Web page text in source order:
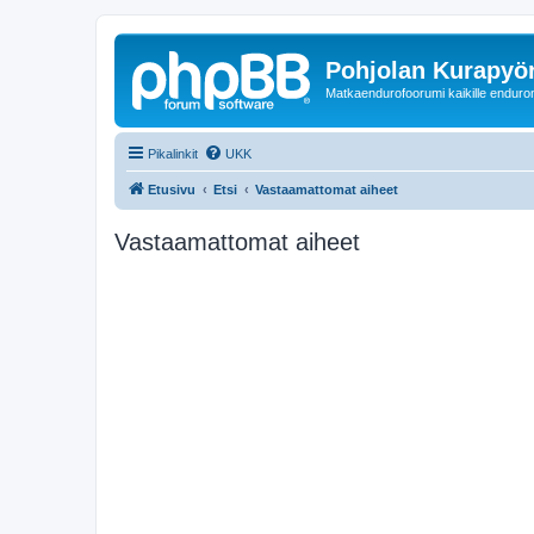
Pohjolan
Matkaendurofoorumi kaikille
Pikalinkit UKK
Etusivu Etsi Vastaamattomat aiheet
Vastaamattomat aiheet